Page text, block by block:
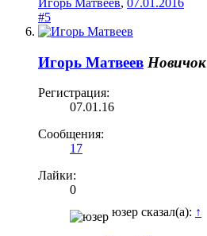
Игорь Матвеев, 07.01.2016
#5
Игорь Матвеев Новичок
Регистрация:
07.01.16
Сообщения:
17
Лайки:
0
юзер сказал(а): ↑